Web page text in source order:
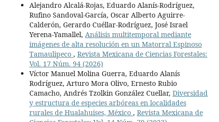
Alejandro Alcalá-Rojas, Eduardo Alanís-Rodríguez,
Rufino Sandoval-García, Oscar Alberto Aguirre-
Calderón, Gerardo Cuéllar-Rodríguez, José Israel
Yerena-Yamallel, Análisis multitemporal mediante
imágenes de alta resolución en un Matorral Espinoso
Tamaulipeco , Revista Mexicana de Ciencias Forestales:
Vol. 17 Núm. 94 (2026)
Víctor Manuel Molina Guerra, Eduardo Alanís
Rodríguez, Arturo Mora Olivo, Ernesto Rubio
Camacho, Andrés Tzolkin González Cuellar, Diversidad
y estructura de especies arbóreas en localidades
rurales de Hualahuises, México , Revista Mexicana de